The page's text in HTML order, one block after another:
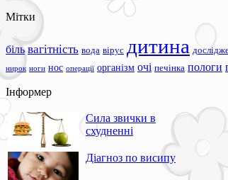
Мітки
біль вагітність вода вірус дитина
нирок ноги нос операції організм очі печінка пологи
Інформер
Сила звички в
схудненні
Діагноз по висипу